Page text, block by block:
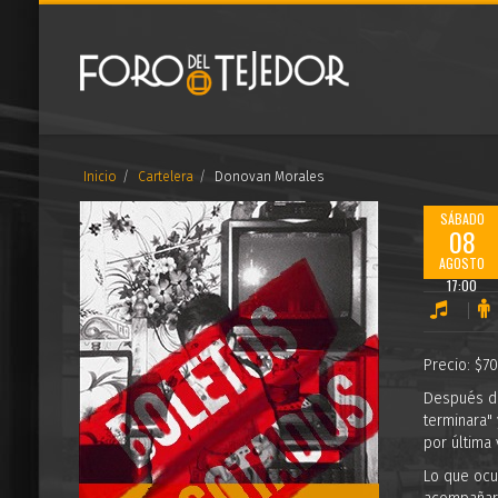
Inicio Cartelera Donovan Morales
SÁBADO
08
AGOSTO
17:00
Precio:
Después
terminara"
por última
Lo que